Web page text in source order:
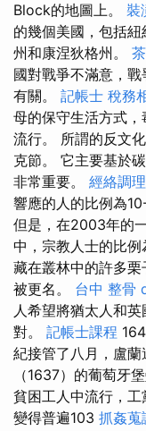
Block的地圖上。 裝
的幾個美國，包括
州和康涅狄格州。
國對戰爭不滿意，
有關。 記帳士 稅務
母的保守生活方式
流行。 所謂的反文
克節。 它主要基於
非常重要。 經絡調理
響應的人的比例為
但是，在2003年的
中，宗教人士的比
藏在叢林中的許多
被更名。 台中 整骨
人希望將猶太人和
對。 記帳士課程
紀接管了八月，盧
（1637）的葡萄牙
貧困工人中流行，
變得普遍103 抓姦蒐